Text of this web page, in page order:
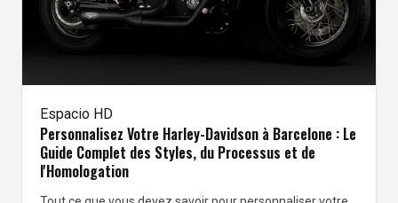
Espacio HD
Personnalisez Votre Harley-Davidson à Barcelone : Le
Guide Complet des Styles, du Processus et de
l'Homologation